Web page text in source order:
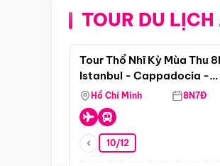
TOUR DU Điểm
Tour Thổ Nhĩ Kỳ Mùa Thu
Istanbul - Cappadocia -
Pamukkale
Hồ Chí Minh 8N7Đ
10/12